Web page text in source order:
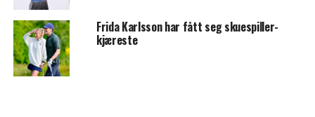
Frida Karlsson har fått seg skuespiller-
kjæreste